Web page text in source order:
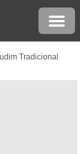
Tradicional